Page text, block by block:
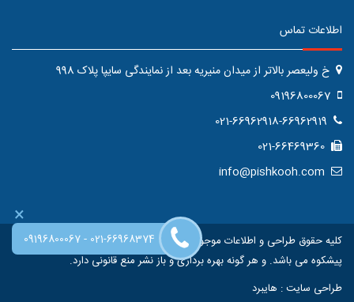
اطلاعات تماس
خ ولیعصر بالاتر از میدان منیریه بعد از نمایندگی سایپا پلاک 998
کلیه حقوق طراحی و اطلاعات موجود در این سایت متعلق به فروشگاه اینترنتی
پیشکوه می باشد. و هر گونه بهره برداری و باز نشر منع قانونی دارد.
طراحی سایت: هایبرد
×
09196800067- 021-66968374